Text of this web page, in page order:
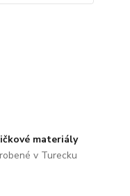
materiály
v Turecku